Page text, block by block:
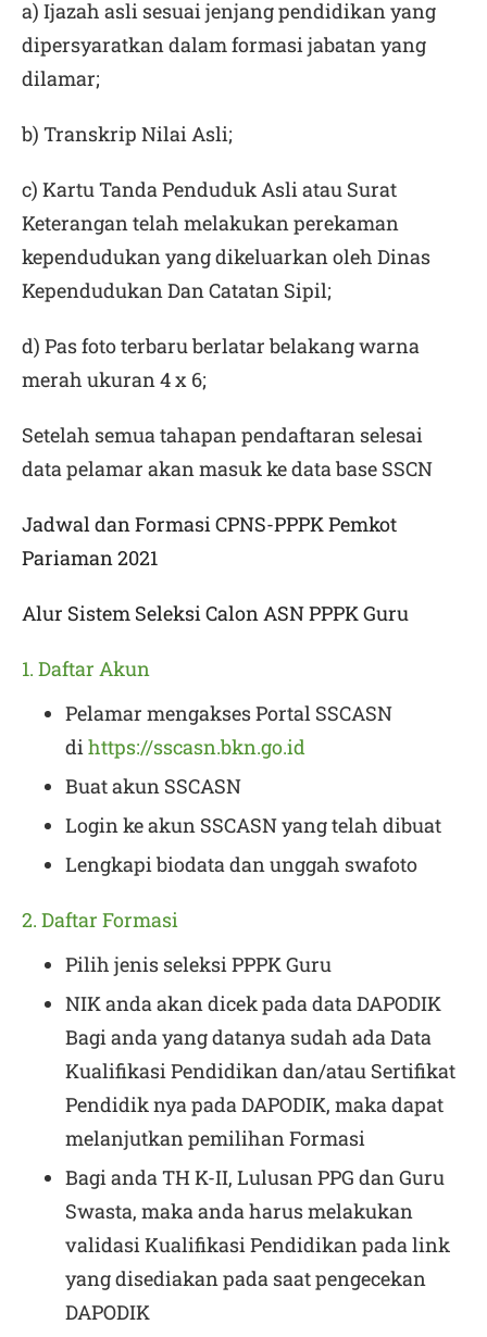
a) Ijazah asli sesuai jenjang pendidikan yang
dipersyaratkan dalam formasi jabatan yang
dilamar;
b) Transkrip Nilai Asli;
c) Kartu Tanda Penduduk Asli atau Surat
Keterangan telah melakukan perekaman
kependudukan yang dikeluarkan oleh Dinas
Kependudukan Dan Catatan Sipil;
d) Pas foto terbaru berlatar belakang warna
merah ukuran 4 x 6;
Setelah semua tahapan pendaftaran selesai
data pelamar akan masuk ke data base SSCN
Jadwal dan Formasi CPNS-PPPK Pemkot
Pariaman 2021
Alur Sistem Seleksi Calon ASN PPPK Guru
1. Daftar Akun
Pelamar mengakses Portal SSCASN
dihttps://sscasn.bkn.go.id
Buat akun SSCASN
Login ke akun SSCASN yang telah dibuat
Lengkapi biodata dan unggah swafoto
2. Daftar Formasi
Pilih jenis seleksi PPPK Guru
NIK anda akan dicek pada data DAPODIK
Bagi anda yang datanya sudah ada Data
Kualifikasi Pendidikan dan/atau Sertifikat
Pendidik nya pada DAPODIK, maka dapat
melanjutkan pemilihan Formasi
Bagi anda TH K-II, Lulusan PPG dan Guru
Swasta, maka anda harus melakukan
validasi Kualifikasi Pendidikan pada link
yang disediakan pada saat pengecekan
DAPODIK